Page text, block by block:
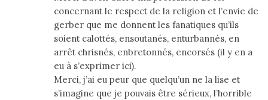
concernant le respect de la religion et l’envie de
gerber que me donnent les fanatiques qu’ils
soient calottés, ensoutanés, enturbannés, en
arrêt chrisnés, enbretonnés, encorsés (il y en a
eu à s’exprimer ici).
Merci, j’ai eu peur que quelqu’un ne la lise et
s’imagine que je pouvais être sérieux, l’horrible